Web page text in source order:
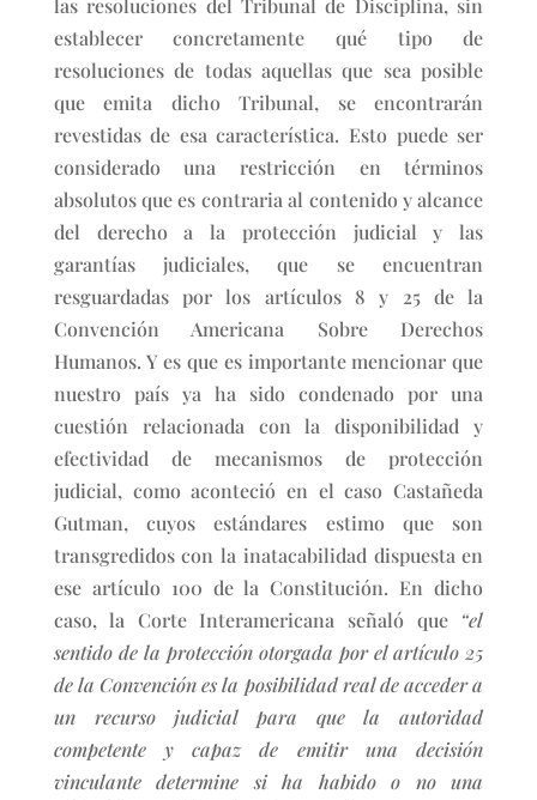
las resoluciones del Tribunal de Disciplina, sin
establecer concretamente qué tipo de
resoluciones de todas aquellas que sea posible
que emita dicho Tribunal, se encontrarán
revestidas de esa característica. Esto puede ser
considerado una restricción en términos
absolutos que es contraria al contenido y alcance
del derecho a la protección judicial y las
garantías judiciales, que se encuentran
resguardadas por los artículos 8 y 25 de la
Convención Americana Sobre Derechos
Humanos. Y es que es importante mencionar que
nuestro país ya ha sido condenado por una
cuestión relacionada con la disponibilidad y
efectividad de mecanismos de protección
judicial, como aconteció en el caso Castañeda
Gutman, cuyos estándares estimo que son
transgredidos con la inatacabilidad dispuesta en
ese artículo 100 de la Constitución. En dicho
caso, la Corte Interamericana señaló que “el
sentido de la protección otorgada por el artículo 25
de la Convención es la posibilidad real de acceder a
un recurso judicial para que la autoridad
competente y capaz de emitir una decisión
vinculante determine si ha habido o no una